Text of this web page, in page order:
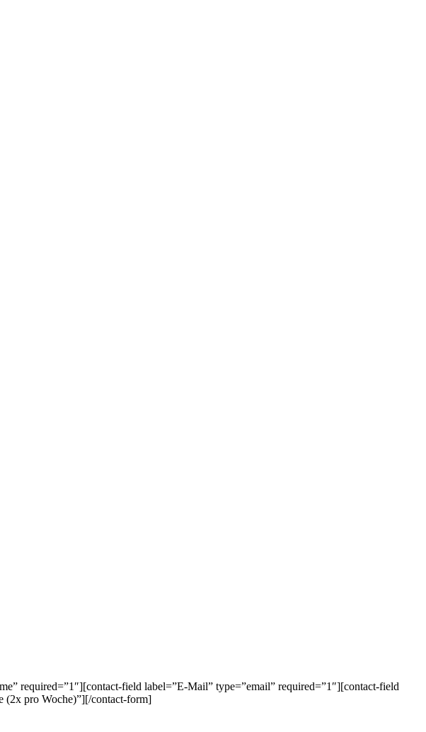
required=”1″][contact-field label=”E-Mail” type=”email” required=”1″][contact-field
(2x pro Woche)”][/contact-form]